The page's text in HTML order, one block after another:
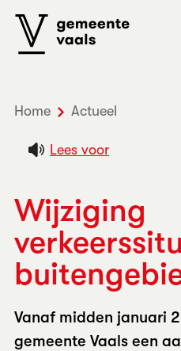
Home
Actueel
Lees voor
Wijziging
Vanaf midden januari
gemeente Vaals een